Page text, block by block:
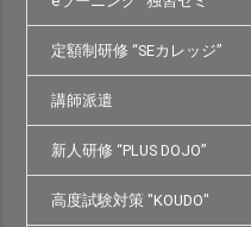
定額制研修 “SEカレッジ”
講師派遣
新人研修 “PLUS DOJO”
高度試験対策 "KOUDO"